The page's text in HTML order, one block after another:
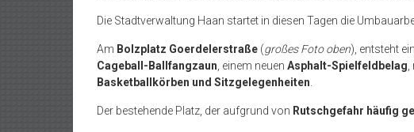
Die Stadtverwaltung Haan startet in diesen Tagen die
Am Bolzplatz Goerdelerstraße (großes Foto oben), entsteht
Cageball-Ballfangzaun , einem neuen Asphalt-Spielfeldbelag
Basketballkörben und Sitzgelegenheiten
Der bestehende Platz, der aufgrund von Rutschgefahr häufig